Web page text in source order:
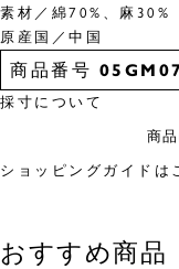
素材／綿70%、麻30%
原産国／中国
商品番号
採寸について
商
ショッピングガイドは
おすすめ商品